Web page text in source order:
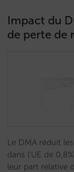
Impact du
de perte de
Le DMA réduit
dans l'UE de
leur part relative